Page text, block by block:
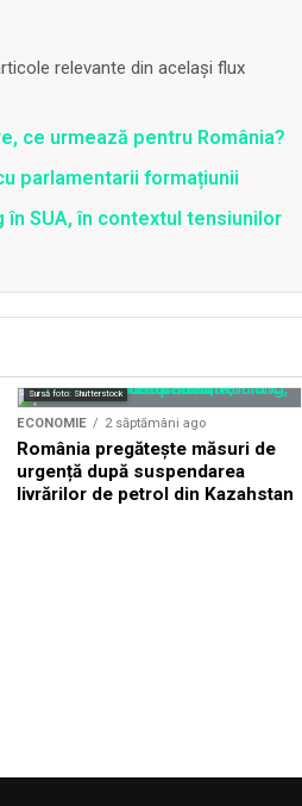
relevante din același flux
ce urmează pentru România?
parlamentarii formațiunii
SUA, în contextul tensiunilor
Sursă foto: Shutterstock
ECONOMIE 2 săptămâni ago
România pregătește măsuri de
urgență după suspendarea
livrărilor de petrol din Kazahstan